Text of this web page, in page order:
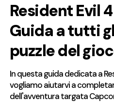
Resident Evil
Guida a tutti
puzzle del
In questa guida dedicata a
vogliamo aiutarvi a
dell'avventura targata